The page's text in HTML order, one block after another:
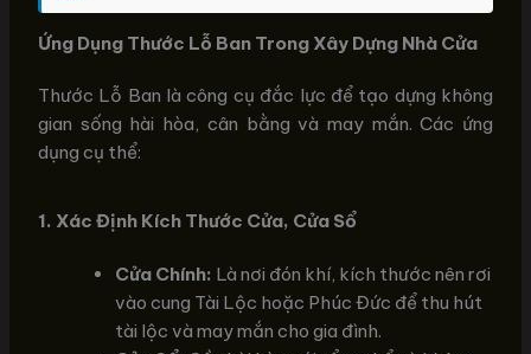
Ứng Dụng Thước Lỗ Ban Trong Xây Dựng Nhà Cửa
Thước Lỗ Ban là công cụ đắc lực để tạo dựng không
gian sống hài hòa, cân bằng và may mắn. Các ứng
dụng cụ thể:
1. Xác Định Kích Thước Cửa, Cửa Sổ
Cửa Chính: Là nơi đón khí, kích thước nên rơi
vào cung Tài Lộc hoặc Phúc Đức để thu hút
tài lộc và may mắn cho gia đình.